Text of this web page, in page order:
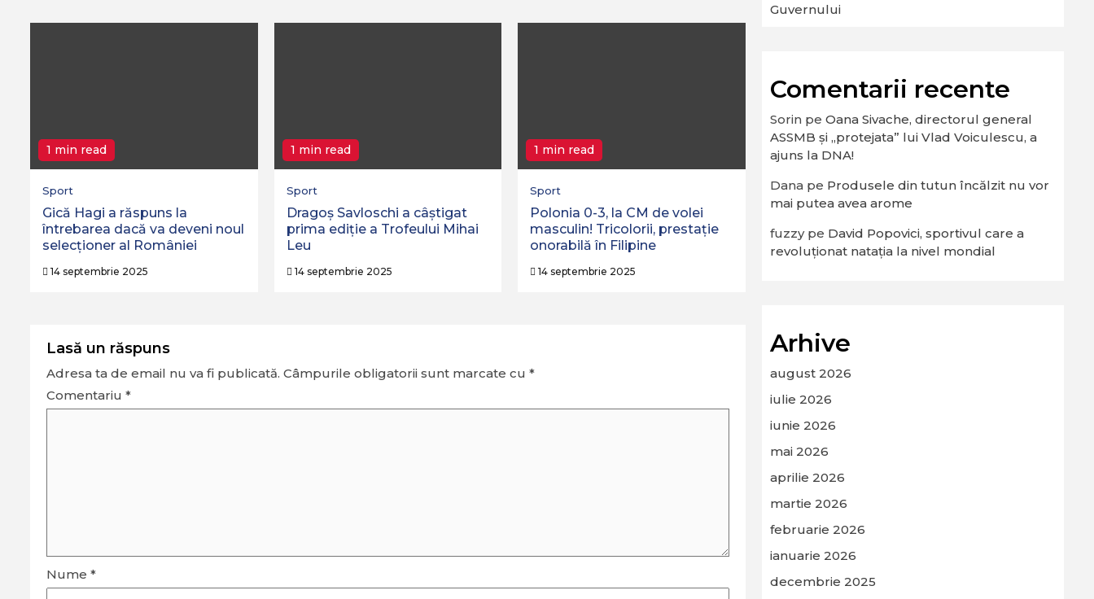
1 min read
Sport
Gică Hagi a răspuns la
întrebarea dacă va deveni noul
selecționer al României
14 septembrie 2025
1 min read
Sport
Dragoș Savloschi a câștigat
prima ediție a Trofeului Mihai
Leu
14 septembrie 2025
1 min read
Sport
Polonia 0-3, la CM de volei
masculin! Tricolorii, prestație
onorabilă în Filipine
14 septembrie 2025
Lasă un răspuns
Adresa ta de email nu va fi publicată. Câmpurile obligatorii sunt marcate cu *
Comentariu *
Nume *
Guvernului
Comentarii recente
Sorin pe Oana Sivache, directorul general
ASSMB și „protejata” lui Vlad Voiculescu, a
ajuns la DNA!
Dana pe Produsele din tutun încălzit nu vor
mai putea avea arome
fuzzype David Popovici, sportivul care a
revoluționat natația la nivel mondial
Arhive
august 2026
iulie 2026
iunie 2026
mai 2026
aprilie 2026
martie 2026
februarie 2026
ianuarie 2026
decembrie 2025